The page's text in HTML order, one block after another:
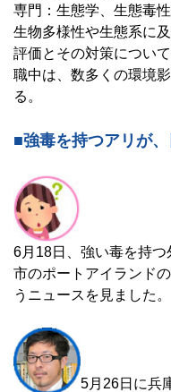
専門：生態学、生態毒性
生物多様性や生態系に
評価とその対策につい
職中は、数多くの環境
る。
■強毒を持つアリが、
6月18日、強い毒を持
市のポートアイランド
うニュースを見ました。
5月26日に兵